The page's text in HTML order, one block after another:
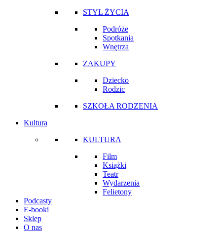
STYL ŻYCIA
Podróże
Spotkania
Wnętrza
ZAKUPY
Dziecko
Rodzic
SZKOŁA RODZENIA
Kultura
KULTURA
Film
Książki
Teatr
Wydarzenia
Felietony
Podcasty
E-booki
Sklep
O nas